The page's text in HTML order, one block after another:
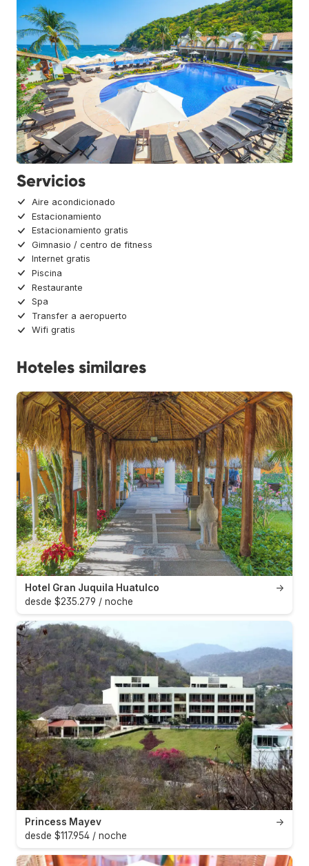
Servicios
Aire acondicionado
Estacionamiento
Estacionamiento gratis
Gimnasio / centro de fitness
Internet gratis
Piscina
Restaurante
Spa
Transfer a aeropuerto
Wifi gratis
Hoteles similares
→
Hotel Gran Juquila Huatulco
desde $235.279 / noche
→
Princess Mayev
desde $117.954 / noche